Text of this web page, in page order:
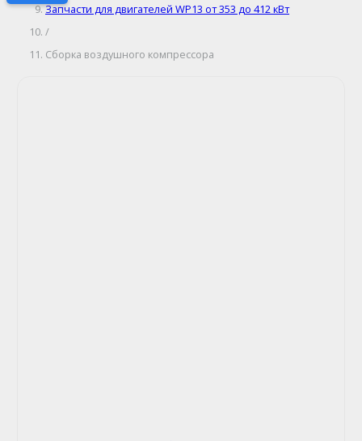
Запчасти для двигателей WP13 от 353 до 412 кВт
/
Сборка воздушного компрессора